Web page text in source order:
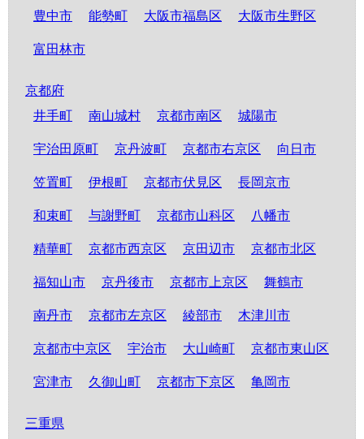
豊中市 能勢町 大阪市福島区 大阪市生野区
富田林市
京都府
井手町
南山城村 京都市南区 城陽市
宇治田原町 京丹波町 京都市右京区 向日市
笠置町 伊根町 京都市伏見区 長岡京市
和束町 与謝野町 京都市山科区 八幡市
精華町 京都市西京区 京田辺市 京都市北区
福知山市 京丹後市 京都市上京区 舞鶴市
南丹市 京都市左京区 綾部市 木津川市
京都市中京区 宇治市 大山崎町 京都市東山区
宮津市 久御山町 京都市下京区 亀岡市
三重県